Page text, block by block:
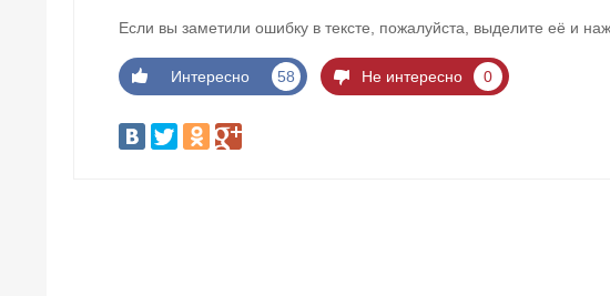
Если вы заметили ошибку в тексте, пожалуйста, выделите её и
Интересно 58 Не интересно 0